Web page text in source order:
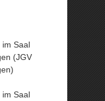
im Saal
(JGV
im Saal